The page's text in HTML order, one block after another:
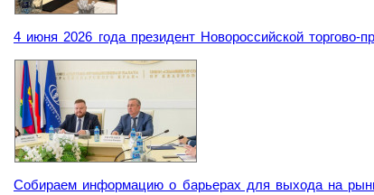
4 июня 2026 года президент Новороссийской
Собираем информацию о барьерах для выхода на